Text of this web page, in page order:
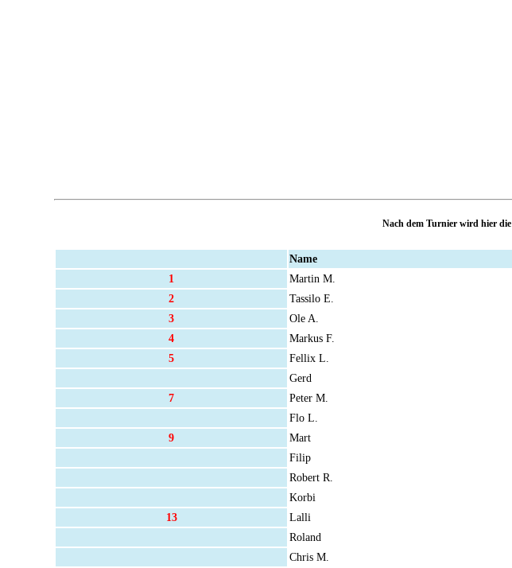
Nach dem Turnier wird hier
Name
1
Martin M.
2
Tassilo E.
3
Ole A.
4
Markus F.
5
Fellix L.
Gerd
7
Peter M.
Flo L.
9
Mart
Filip
Robert R.
Korbi
13
Lalli
Roland
Chris M.